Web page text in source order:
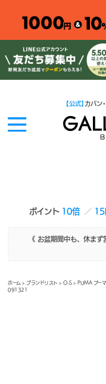
ポイント 10倍
【公式】 カバン
《 お盆期間中も、休ま
ホーム >ブランドリスト >O-S> PUMA プーマ
091321